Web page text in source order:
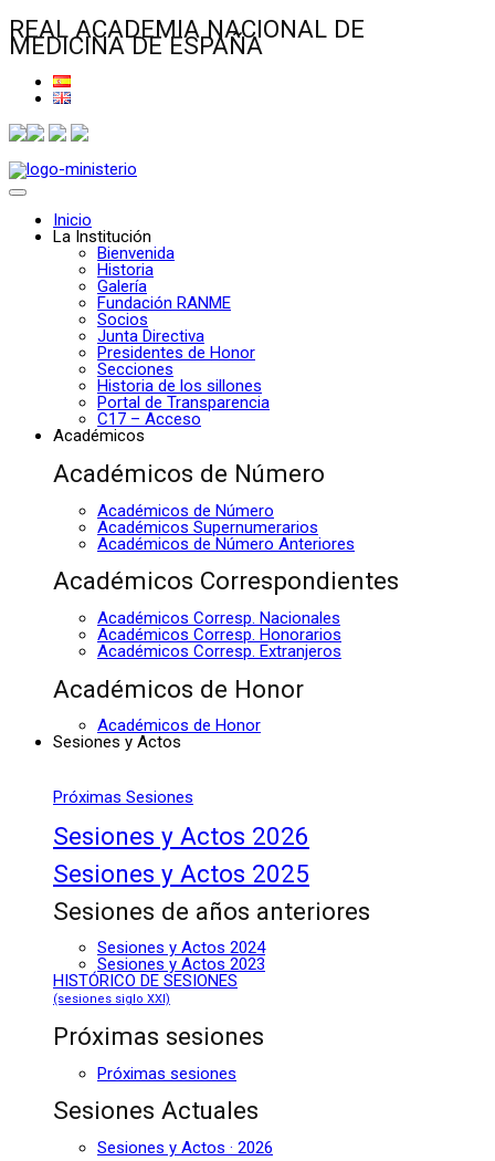
REAL ACADEMIA NACIONAL DE
MEDICINA DE ESPAÑA
Inicio
La Institución
Bienvenida
Historia
Galería
Fundación RANME
Socios
Junta Directiva
Presidentes de Honor
Secciones
Historia de los sillones
Portal de Transparencia
C17 – Acceso
Académicos
Académicos de Número
Académicos de Número
Académicos Supernumerarios
Académicos de Número Anteriores
Académicos Correspondientes
Académicos Corresp. Nacionales
Académicos Corresp. Honorarios
Académicos Corresp. Extranjeros
Académicos de Honor
Académicos de Honor
Sesiones y Actos
Próximas Sesiones
Sesiones y Actos 2026
Sesiones y Actos 2025
Sesiones de años anteriores
Sesiones y Actos 2024
Sesiones y Actos 2023
HISTÓRICO DE SESIONES
(sesiones siglo XXI)
Próximas sesiones
Próximas sesiones
Sesiones Actuales
Sesiones y Actos · 2026